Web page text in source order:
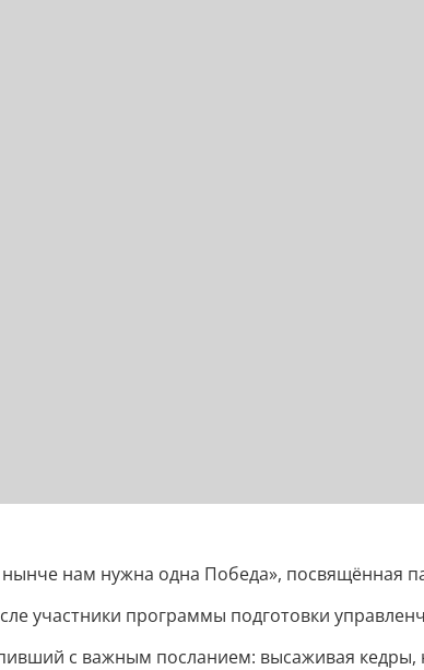
нам нужна одна Победа», посвящённая
участники программы подготовки
с важным посланием: высаживая